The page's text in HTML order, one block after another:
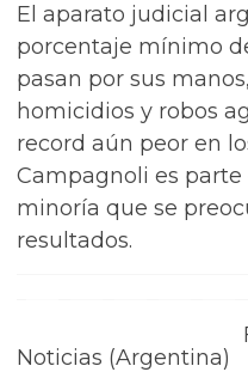
El aparato judicial
porcentaje mínimo
pasan por sus
homicidios y robos
record aún peor en
Campagnoli es
minoría que se
resultados.
Noticias (Argentina)